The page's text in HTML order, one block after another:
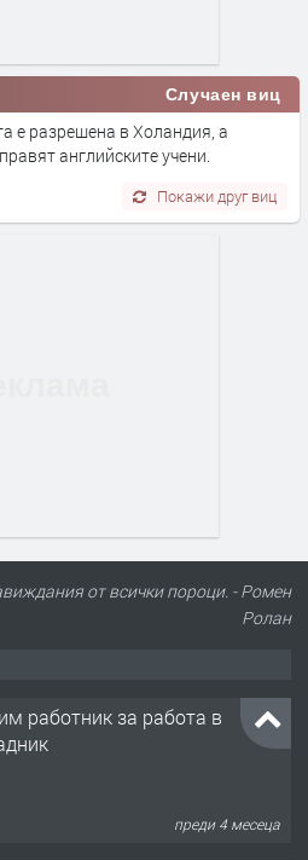
Случаен виц
е разрешена в Холандия, а
английските учени.
Покажи друг виц
от всички пороци. - Ромен
Ролан
работник за работа в
преди 4 месеца